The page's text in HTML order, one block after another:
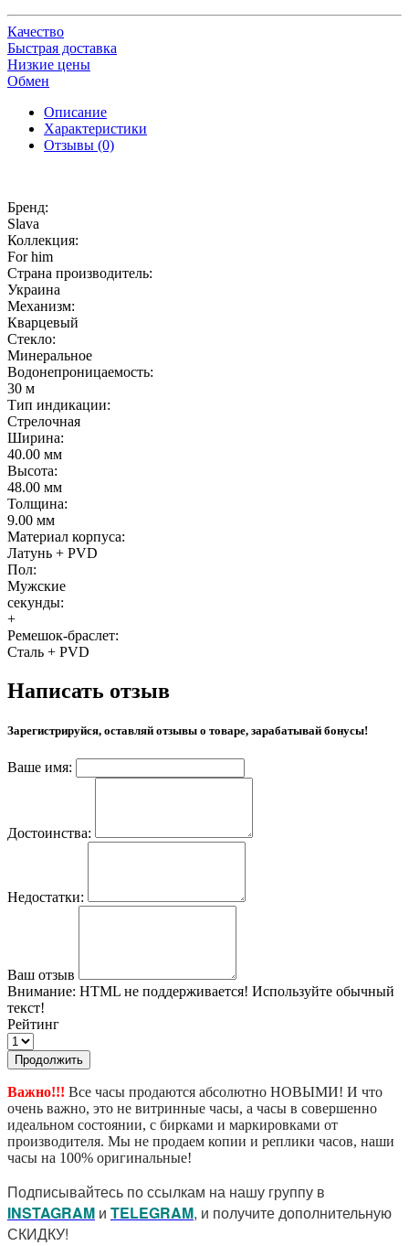
Качество
Быстрая доставка
Низкие цены
Обмен
Описание
Характеристики
Отзывы (0)
Бренд:
Slava
Коллекция:
For him
Страна производитель:
Украина
Механизм:
Кварцевый
Стекло:
Минеральное
Водонепроницаемость:
30 м
Тип индикации:
Стрелочная
Ширина:
40.00 мм
Высота:
48.00 мм
Толщина:
9.00 мм
Материал корпуса:
Латунь + PVD
Пол:
Мужские
секунды:
+
Ремешок-браслет:
Сталь + PVD
Написать отзыв
Зарегистрируйся, оставляй отзывы о товаре, зарабатывай бонусы!
Ваше имя:
Достоинства:
Недостатки:
Ваш отзыв
Внимание: HTML не поддерживается! Используйте обычный
текст!
Рейтинг
Продолжить
Важно!!! Все часы продаются абсолютно НОВЫМИ! И что
очень важно, это не витринные часы, а часы в совершенно
идеальном состоянии, с бирками и маркировками от
производителя. Мы не продаем копии и реплики часов, наши
часы на 100% оригинальные!
Подписывайтесь по ссылкам на нашу группу в
INSTAGRAM и TELEGRAM, и получите дополнительную
СКИДКУ!